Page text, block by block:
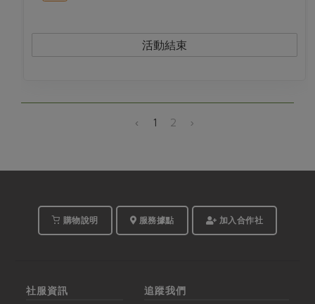
活動結束
‹ 1 2 ›
購物說明 服務據點 加入合作社
社服資訊 追蹤我們